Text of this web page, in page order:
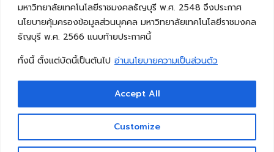
มหาวิทยาลัยเทคโนโลยีราชมงคลธัญบุรี พ.ศ. 2548 จึงประกาศ
นโยบายคุ้มครองข้อมูลส่วนบุคคล มหาวิทยาลัยเทคโนโลยีราชมงคล
ธัญบุรี พ.ศ. 2566 แนบท้ายประกาศนี้
ทั้งนี้ ตั้งแต่บัดนี้เป็นต้นไป อ่านนโยบายความเป็นส่วนตัว
Customize
Accept All
Copyright © 2026 คณะวิศวกรรมศาสตร์ มหาวิทยาลัย
เทคโนโลยีราชมงคลธัญบุรี